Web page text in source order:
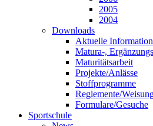
2005
2004
Downloads
Aktuelle
Matura-,
Maturitätsarbeit
Projekte/Anlässe
Stoffprogramme
Reglemente/
Formulare/Gesuche
Sportschule